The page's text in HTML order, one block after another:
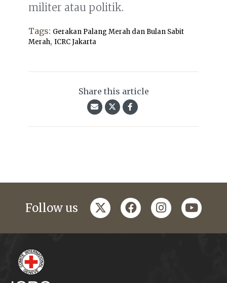
militer atau politik.
Tags: Gerakan Palang Merah dan Bulan Sabit
Merah, ICRC Jakarta
Share this article
Follow us twitterfacebookinstagramyoutube